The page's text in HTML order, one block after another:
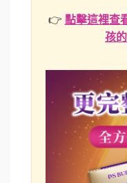
👉 點擊這裡查
孩